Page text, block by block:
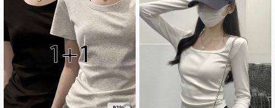
4.85 87K フォロワー
4.85 87K フォロワー